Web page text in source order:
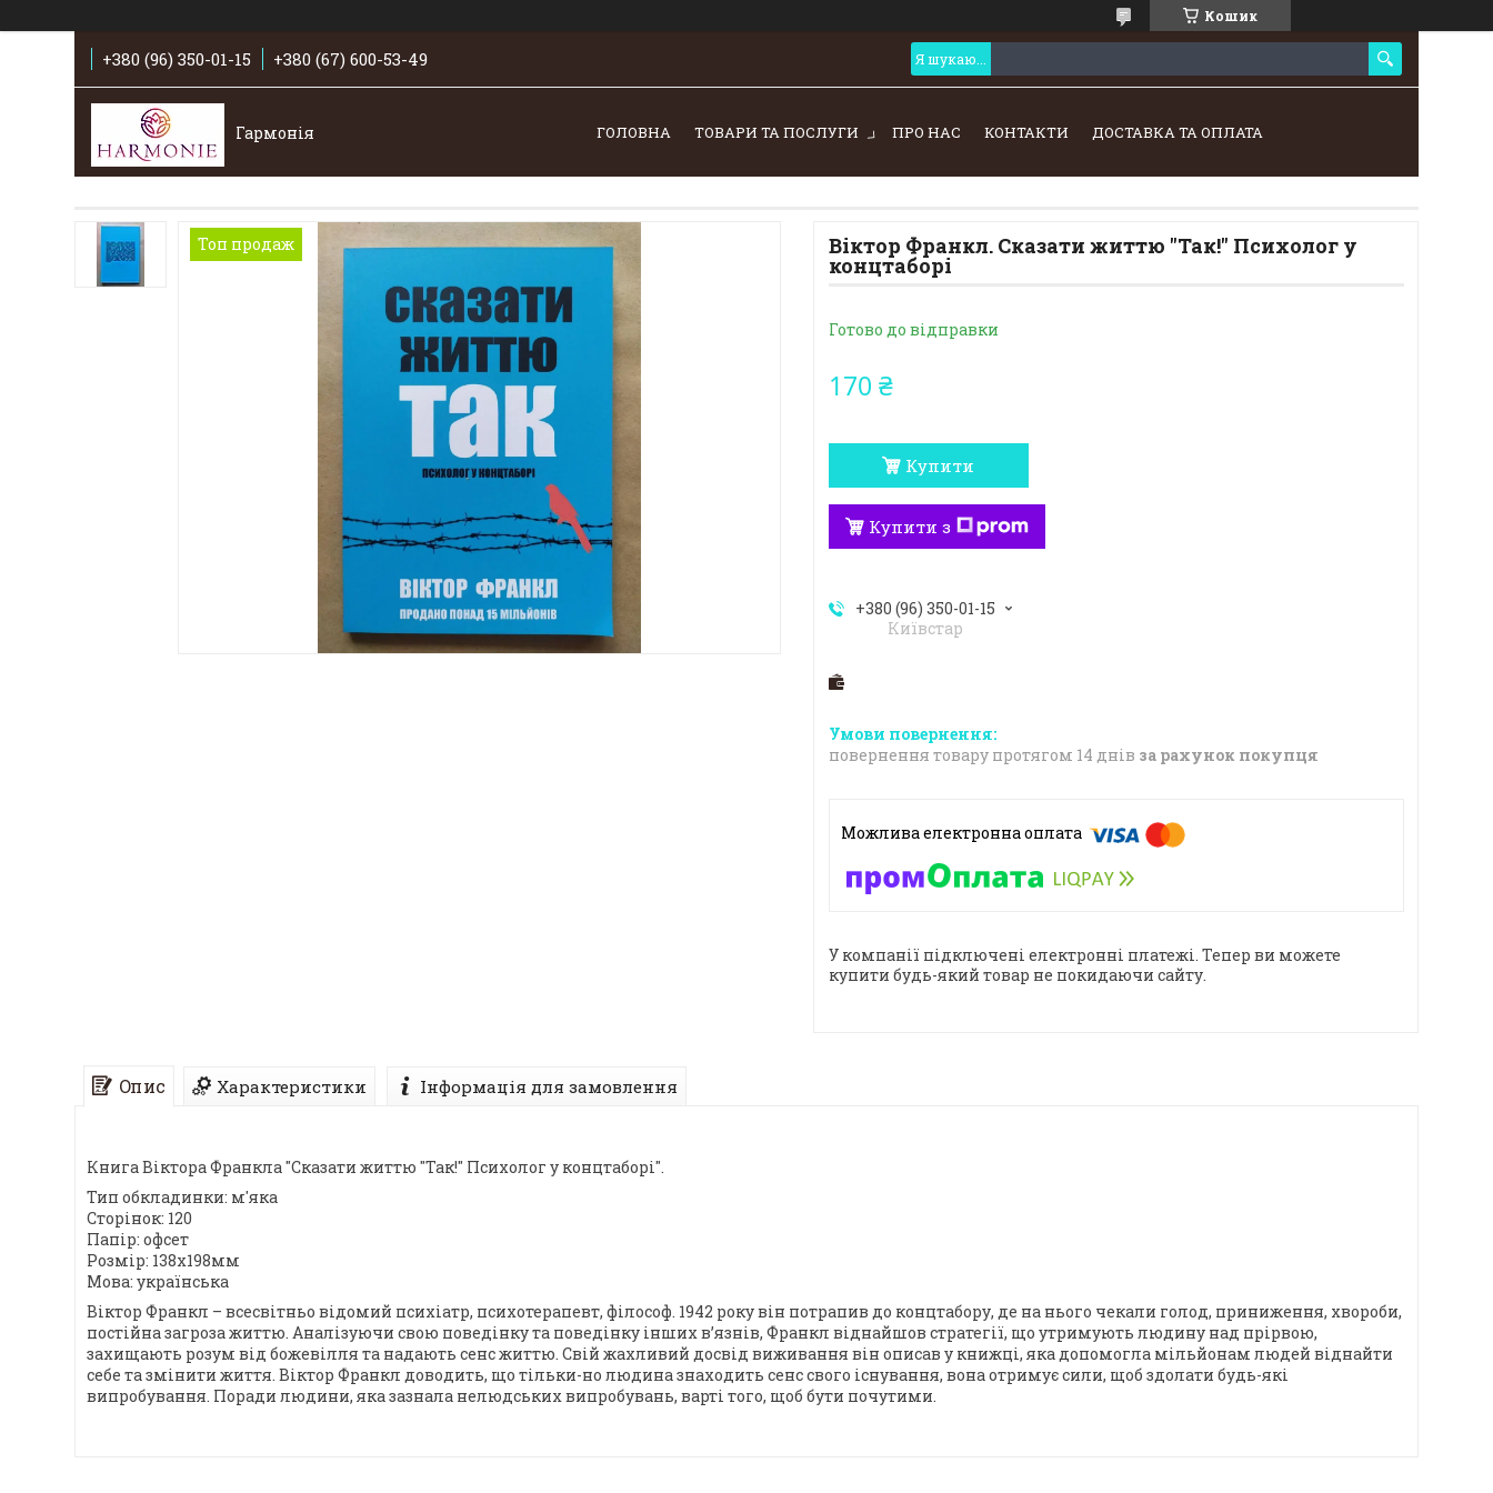
Кошик
+380 (96) 350-01-15 +380 (67) 600-53-49
Гармонія ГОЛОВНА ТОВАРИ ТА ПОСЛУГИ ПРО НАС КОНТАКТИ ДОСТАВКА ТА ОПЛАТА
Топ продаж Віктор Франкл. Сказати життю "Так!" Психолог у
концтаборі
Готово до відправки
170 ₴
Купити
Купити з
+380 (96) 350-01-15
Київстар
повернення товару протягом 14 днів за рахунок покупця
У компанії підключені електронні платежі. Тепер ви можете
купити будь-який товар не покидаючи сайту.
Опис Характеристики Інформація для замовлення
Книга Віктора Франкла "Сказати життю "Так!" Психолог у концтаборі".
Тип обкладинки: м'яка
Сторінок: 120
Папір: офсет
Розмір: 138х198мм
Мова: українська
Віктор Франкл – всесвітньо відомий психіатр, психотерапевт, філософ. 1942 року він потрапив до концтабору, де на нього чекали голод, приниження, хвороби,
постійна загроза життю. Аналізуючи свою поведінку та поведінку інших в’язнів, Франкл віднайшов стратегії, що утримують людину над прірвою,
захищають розум від божевілля та надають сенс життю. Свій жахливий досвід виживання він описав у книжці, яка допомогла мільйонам людей віднайти
себе та змінити життя. Віктор Франкл доводить, що тільки-но людина знаходить сенс свого існування, вона отримує сили, щоб здолати будь-які
випробування. Поради людини, яка зазнала нелюдських випробувань, варті того, щоб бути почутими.